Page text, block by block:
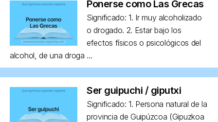
Ponerse como Las Grecas
Significado: 1. Ir muy alcoholizado
o drogado. 2. Estar bajo los
efectos físicos o psicológicos del
alcohol, de una droga ...
Ser guipuchi / giputxi
Significado: 1. Persona natural de la
provincia de Guipúzcoa (Gipuzkoa